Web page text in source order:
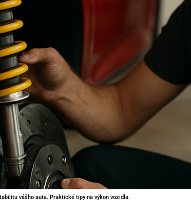
vášho auta. Praktické tipy na výkon vozidla.